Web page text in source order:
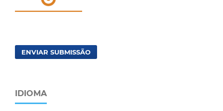
ENVIAR SUBMISSÃO
IDIOMA